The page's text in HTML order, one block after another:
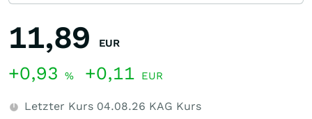
11,89 EUR
+0,93 % +0,11 EUR
Letzter Kurs 04.08.26 KAG Kurs